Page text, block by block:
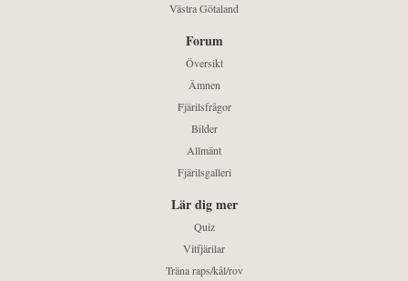
Västra Götaland
Forum
Översikt
Ämnen
Fjärilsfrågor
Bilder
Allmänt
Fjärilsgalleri
Lär dig mer
Quiz
Vitfjärilar
Träna raps/kål/rov